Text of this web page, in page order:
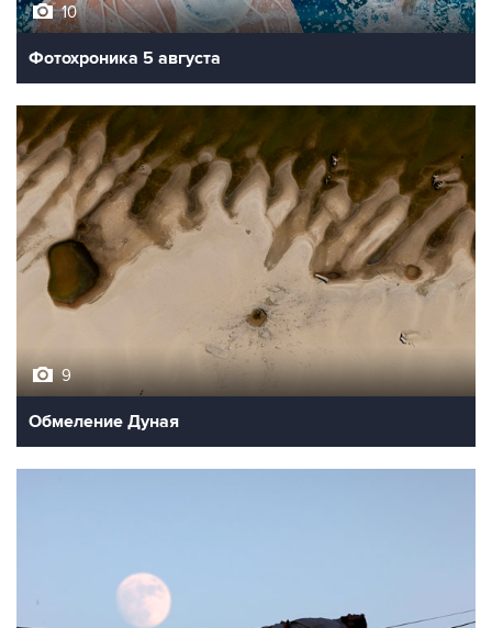
10
Фотохроника 5 августа
9
Обмеление Дуная